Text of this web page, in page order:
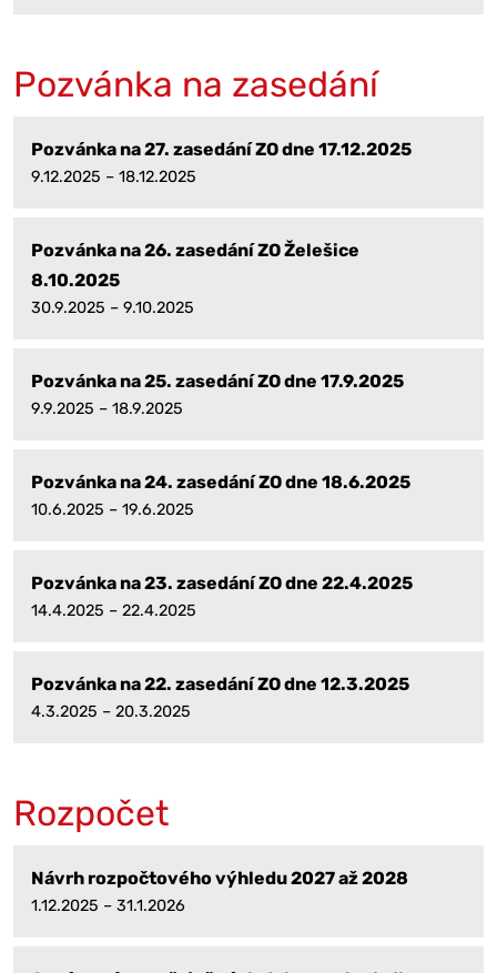
Pozvánka na zasedání
Pozvánka na 27. zasedání ZO dne 17.12.2025
9.12.2025 – 18.12.2025
Pozvánka na 26. zasedání ZO Želešice
8.10.2025
30.9.2025 – 9.10.2025
Pozvánka na 25. zasedání ZO dne 17.9.2025
9.9.2025 – 18.9.2025
Pozvánka na 24. zasedání ZO dne 18.6.2025
10.6.2025 – 19.6.2025
Pozvánka na 23. zasedání ZO dne 22.4.2025
14.4.2025 – 22.4.2025
Pozvánka na 22. zasedání ZO dne 12.3.2025
4.3.2025 – 20.3.2025
Rozpočet
Návrh rozpočtového výhledu 2027 až 2028
1.12.2025 – 31.1.2026